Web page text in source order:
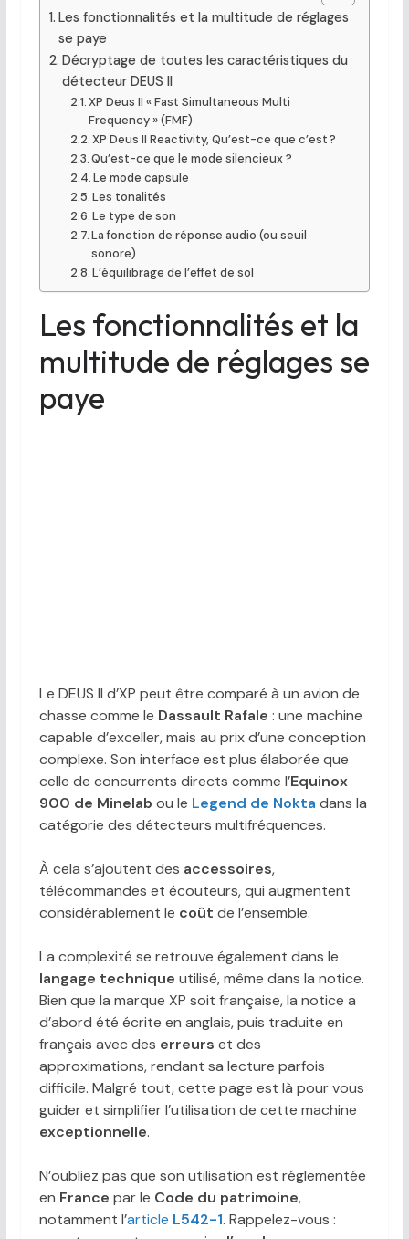
Les fonctionnalités et la multitude de réglages
se paye
Décryptage de toutes les caractéristiques du
détecteur DEUS II
XP Deus II « Fast Simultaneous Multi
Frequency » (FMF)
XP Deus II Reactivity, Qu’est-ce que c’est ?
Qu’est-ce que le mode silencieux ?
Le mode capsule
Les tonalités
Le type de son
La fonction de réponse audio (ou seuil
sonore)
L’équilibrage de l’effet de sol
Les fonctionnalités et la
multitude de réglages se
paye
Le DEUS II d’XP peut être comparé à un avion de
chasse comme le Dassault Rafale : une machine
capable d’exceller, mais au prix d’une conception
complexe. Son interface est plus élaborée que
celle de concurrents directs comme l’Equinox
900 de Minelab ou le Legend de Nokta dans la
catégorie des détecteurs multifréquences.
À cela s’ajoutent des accessoires,
télécommandes et écouteurs, qui augmentent
considérablement le coût de l’ensemble.
La complexité se retrouve également dans le
langage technique utilisé, même dans la notice.
Bien que la marque XP soit française, la notice a
d’abord été écrite en anglais, puis traduite en
français avec des erreurs et des
approximations, rendant sa lecture parfois
difficile. Malgré tout, cette page est là pour vous
guider et simplifier l’utilisation de cette machine
exceptionnelle.
N’oubliez pas que son utilisation est réglementée
en France par le Code du patrimoine,
notamment l’article L542-1. Rappelez-vous :